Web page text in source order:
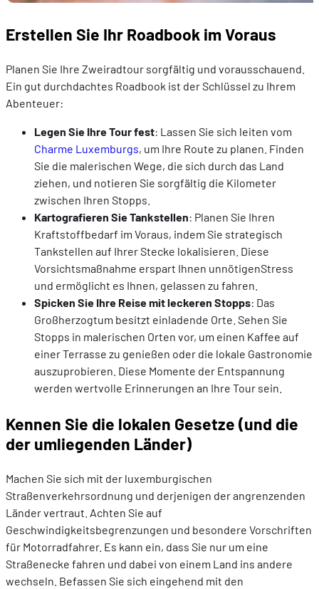
Erstellen Sie Ihr Roadbook im Voraus
Planen Sie Ihre Zweiradtour sorgfältig und vorausschauend.
Ein gut durchdachtes Roadbook ist der Schlüssel zu Ihrem
Abenteuer:
Legen Sie Ihre Tour fest: Lassen Sie sich leiten vom
Charme Luxemburgs, um Ihre Route zu planen. Finden
Sie die malerischen Wege, die sich durch das Land
ziehen, und notieren Sie sorgfältig die Kilometer
zwischen Ihren Stopps.
Kartografieren Sie Tankstellen: Planen Sie Ihren
Kraftstoffbedarf im Voraus, indem Sie strategisch
Tankstellen auf Ihrer Stecke lokalisieren. Diese
Vorsichtsmaßnahme erspart Ihnen unnötigenStress
und ermöglicht es Ihnen, gelassen zu fahren.
Spicken Sie Ihre Reise mit leckeren Stopps: Das
Großherzogtum besitzt einladende Orte. Sehen Sie
Stopps in malerischen Orten vor, um einen Kaffee auf
einer Terrasse zu genießen oder die lokale Gastronomie
auszuprobieren. Diese Momente der Entspannung
werden wertvolle Erinnerungen an Ihre Tour sein.
Kennen Sie die lokalen Gesetze (und die
der umliegenden Länder)
Machen Sie sich mit der luxemburgischen
Straßenverkehrsordnung und derjenigen der angrenzenden
Länder vertraut. Achten Sie auf
Geschwindigkeitsbegrenzungen und besondere Vorschriften
für Motorradfahrer. Es kann ein, dass Sie nur um eine
Straßenecke fahren und dabei von einem Land ins andere
wechseln. Befassen Sie sich eingehend mit den